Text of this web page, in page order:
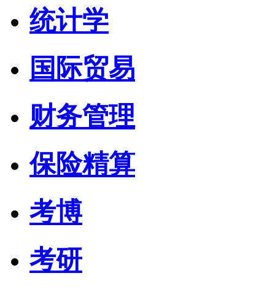
统计学
国际贸易
财务管理
保险精算
考博
考研